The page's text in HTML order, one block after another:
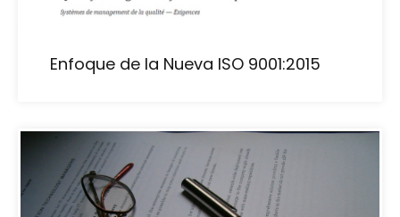
Enfoque de la Nueva ISO 9001:2015